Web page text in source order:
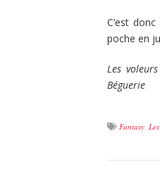
C’est
poche en
Les
Béguerie
Fantasy,